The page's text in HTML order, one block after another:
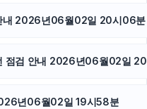
내 2026년06월02일 20시06분
점검 안내 2026년06월02일
년06월02일 19시58분